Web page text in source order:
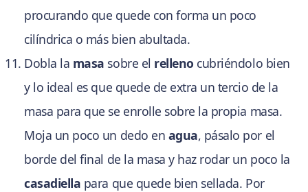
procurando que quede con forma un poco
cilíndrica o más bien abultada.
Dobla la masa sobre el relleno cubriéndolo bien
y lo ideal es que quede de extra un tercio de la
masa para que se enrolle sobre la propia masa.
Moja un poco un dedo en agua, pásalo por el
borde del final de la masa y haz rodar un poco la
casadiella para que quede bien sellada. Por